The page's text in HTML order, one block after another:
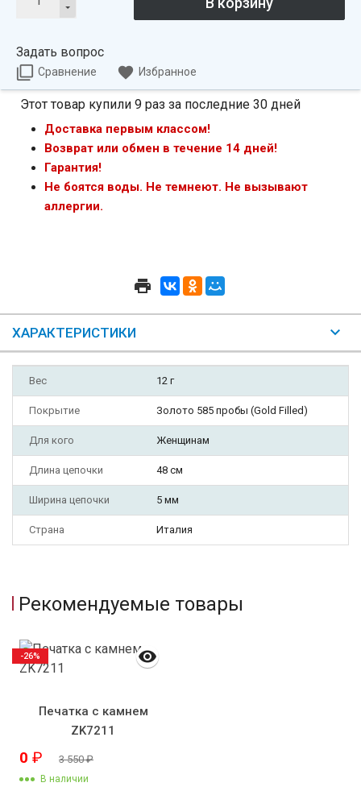
Задать вопрос
Сравнение Избранное
Этот товар купили 9 раз за последние 30 дней
Доставка первым классом!
Возврат или обмен в течение 14 дней!
Гарантия!
Не боятся воды. Не темнеют. Не вызывают
аллергии.
ХАРАКТЕРИСТИКИ
Вес 12 г
Покрытие Золото 585 пробы (Gold Filled)
Для кого Женщинам
Длина цепочки 48 см
Ширина цепочки 5 мм
Страна Италия
Рекомендуемые товары
Печатка с камнем
ZK7211
0 ₽ 3 550₽
В наличии
-26%